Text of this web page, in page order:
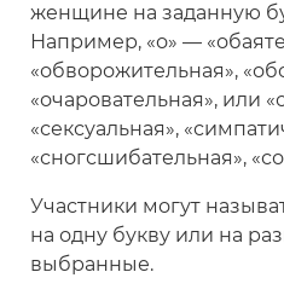
женщине на заданную
Например, «о» —
«обворожительная»,
«очаровательная», или
«сексуальная»,
«сногсшибательная»,
Участники могут
на одну букву или на
выбранные.